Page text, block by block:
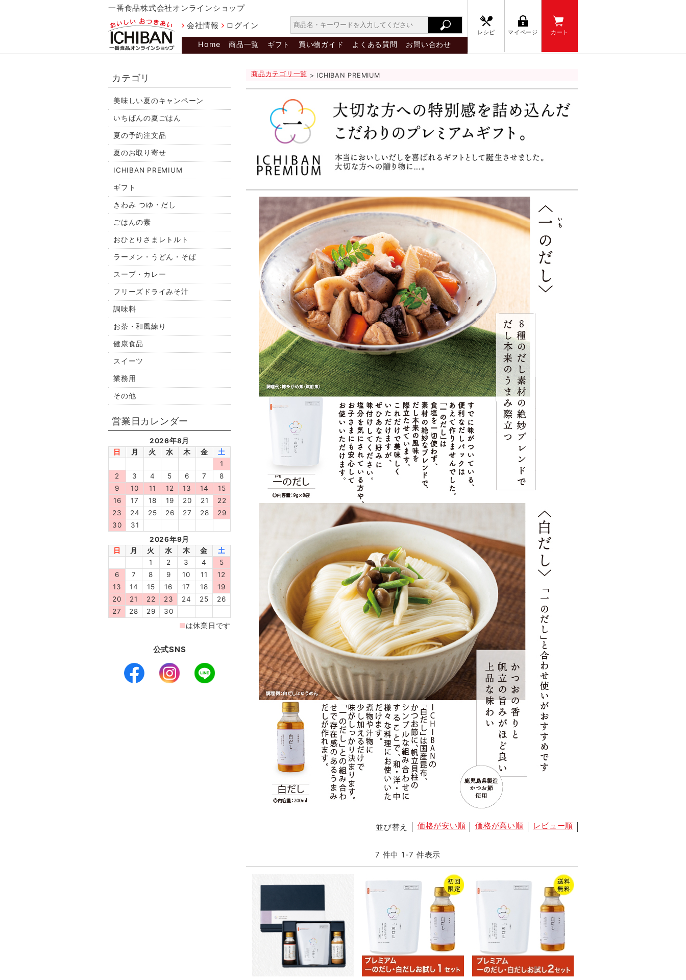
一番食品株式会社オンラインショップ
会社情報
ログイン
Home 商品一覧 ギフト 買い物ガイド よくある質問 お問い合わせ
レシピ マイページ カート
カテゴリ
美味しい夏のキャンペーン
いちばんの夏ごはん
夏の予約注文品
夏のお取り寄せ
ICHIBAN PREMIUM
ギフト
きわみ つゆ・だし
ごはんの素
おひとりさまレトルト
ラーメン・うどん・そば
スープ・カレー
フリーズドライみそ汁
調味料
お茶・和風練り
健康食品
スイーツ
業務用
その他
公式SNS
商品カテゴリ一覧 > ICHIBAN PREMIUM
並び替え 価格が安い順 価格が高い順 レビュー順
7 件中 1-7 件表示